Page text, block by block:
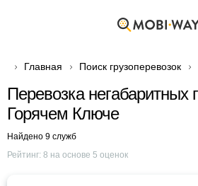
Главная Поиск грузоперевозок
Перевозка негабаритных
Горячем Ключе
Найдено 9 служб
Рейтинг: 8 на основе 5 оценок